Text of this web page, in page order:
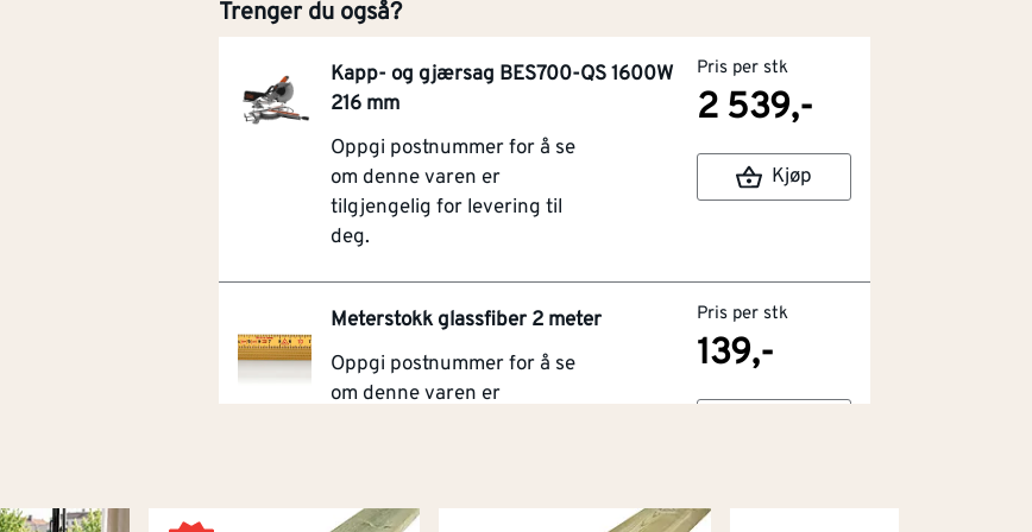
Trenger du også?
Kapp- og gjærsag BES700-QS 1600W
216 mm
Oppgi postnummer for å se
om denne varen er
tilgjengelig for levering til
deg.
Pris per stk
2 539,-
Kjøp
Meterstokk glassfiber 2 meter
Oppgi postnummer for å se
om denne varen er
Pris per stk
139,-